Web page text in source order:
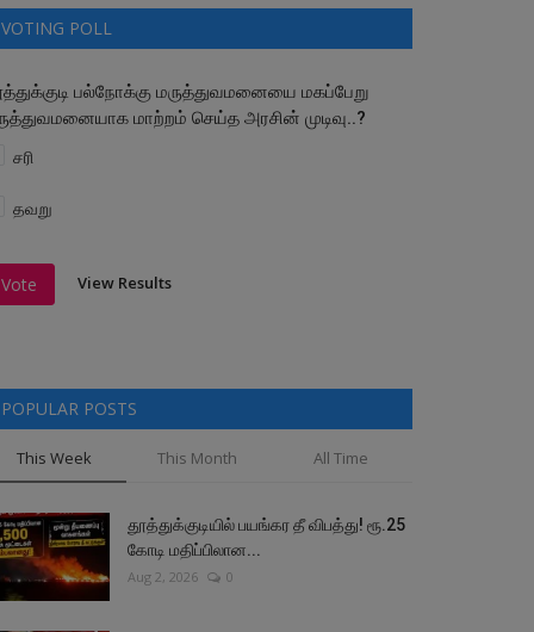
VOTING POLL
பல்நோக்கு மருத்துவமனையை மகப்பேறு
மாற்றம் செய்த அரசின் முடிவு..?
சரி
தவறு
Vote View Results
POPULAR POSTS
This Week This Month All Time
தூத்துக்குடியில் பயங்கர தீ விபத்து! ரூ.25
கோடி மதிப்பிலான...
Aug 2, 2026 0